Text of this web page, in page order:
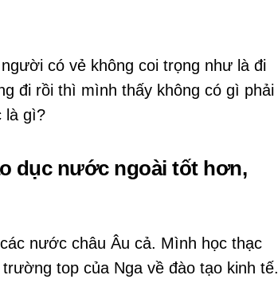
có vẻ không coi trọng như là đi
đi rồi thì mình thấy không có gì phải
là gì?
dục nước ngoài tốt hơn,
nước châu Âu cả. Mình học thạc
top của Nga về đào tạo kinh tế.